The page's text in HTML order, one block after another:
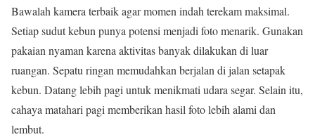
Bawalah kamera terbaik agar momen indah terekam maksimal.
Setiap sudut kebun punya potensi menjadi foto menarik. Gunakan
pakaian nyaman karena aktivitas banyak dilakukan di luar
ruangan. Sepatu ringan memudahkan berjalan di jalan setapak
kebun. Datang lebih pagi untuk menikmati udara segar. Selain itu,
cahaya matahari pagi memberikan hasil foto lebih alami dan
lembut.